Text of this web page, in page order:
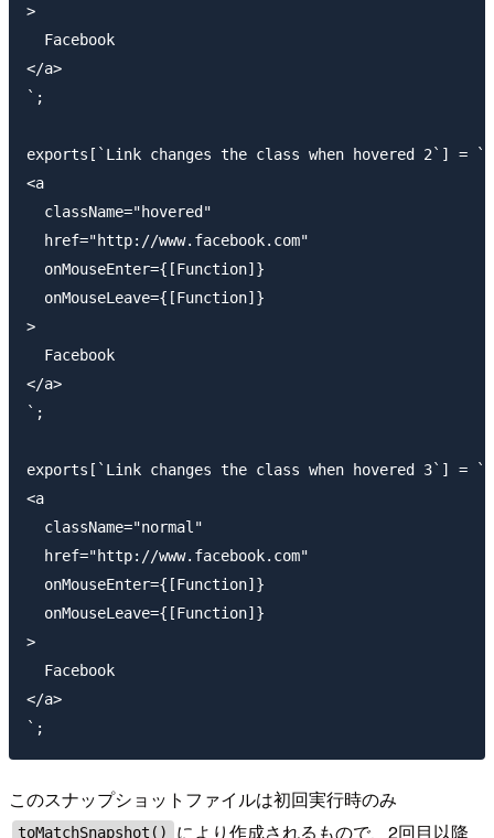
>
  Facebook
</a>
`;
exports[`Link changes the class when hovered 2`] = `
<a
  className="hovered"
  href="http://www.facebook.com"
  onMouseEnter={[Function]}
  onMouseLeave={[Function]}
>
  Facebook
</a>
`;
exports[`Link changes the class when hovered 3`] = `
<a
  className="normal"
  href="http://www.facebook.com"
  onMouseEnter={[Function]}
  onMouseLeave={[Function]}
>
  Facebook
</a>
このスナップショットファイルは初回実行時のみ
toMatchSnapshot() により作成されるもので、2回目以降